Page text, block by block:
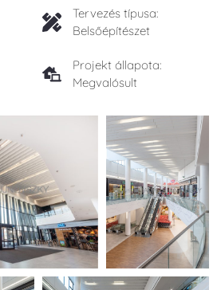
Tervezés típusa:
Belsőépítészet
Projekt állapota:
Megvalósult